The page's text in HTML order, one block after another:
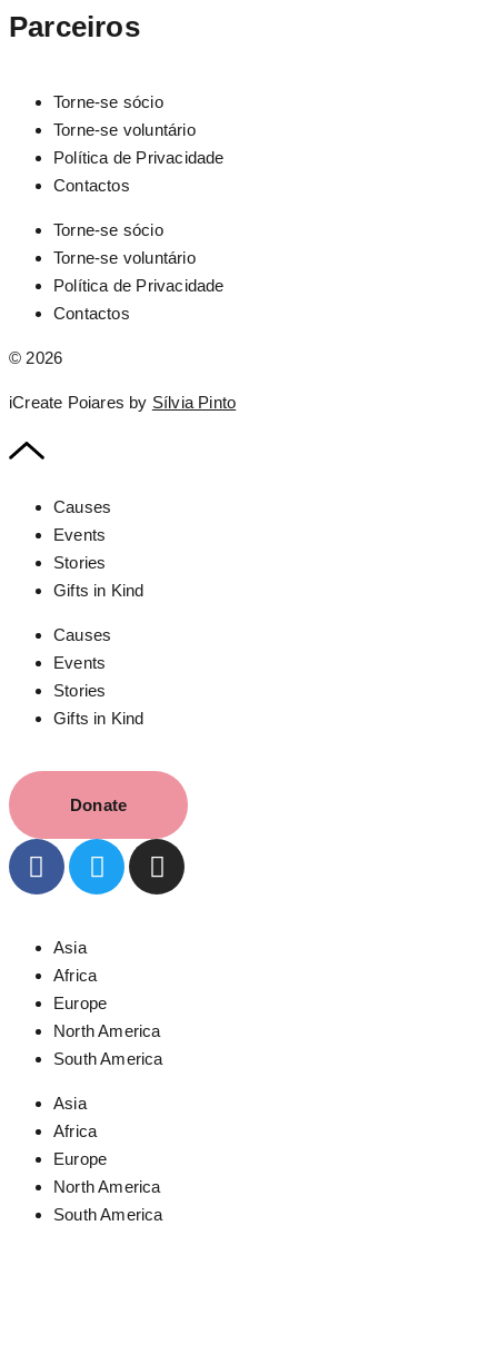
Parceiros
Torne-se sócio
Torne-se voluntário
Política de Privacidade
Contactos
Torne-se sócio
Torne-se voluntário
Política de Privacidade
Contactos
© 2026
iCreate Poiares by Sílvia Pinto
Causes
Events
Stories
Gifts in Kind
Causes
Events
Stories
Gifts in Kind
Donate
Asia
Africa
Europe
North America
South America
Asia
Africa
Europe
North America
South America